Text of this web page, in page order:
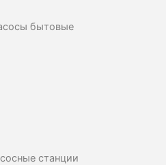
бытовые
станции